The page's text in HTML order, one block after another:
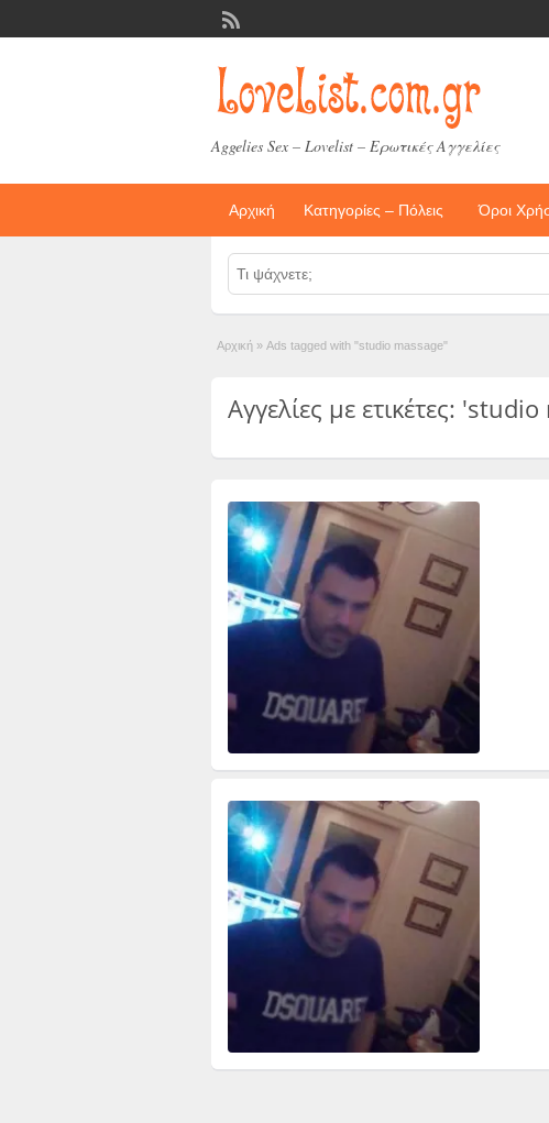
Aggelies Sex – Lovelist – Ερωτικές Αγγελίες
Αρχική Κατηγορίες – Πόλεις Όροι
Αρχική » Ads tagged with "studio massage"
Αγγελίες με ετικέτες: